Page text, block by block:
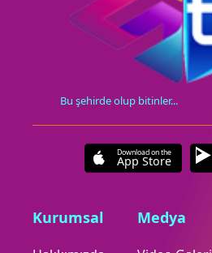
Bu şehirde olup bitinler...
Download on the
App Store
Kurumsal Medya